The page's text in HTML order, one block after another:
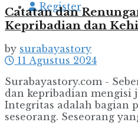
Register
Catatan dan
Kepribadian dan
by surabayastory
11 Agustus 2024
Surabayastory.com -
dan kepribadian mengisi
Integritas adalah bagian
seseorang. Seseorang